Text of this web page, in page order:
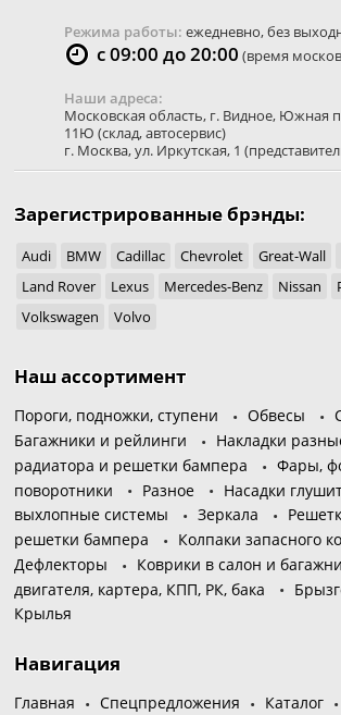
Режима работы: ежедневно, без
с 09:00 до 20:00 (время
Наши адреса:
Московская область, г. Видное, Южная
11Ю (склад, автосервис)
г. Москва,ул. Иркутская, 1
Зарегистрированные брэнды:
Audi BMW Cadillac Chevrolet Great-Wall
Land Rover
Lexus Mercedes-Benz Nissan
Volkswagen
Volvo
Наш ассортимент
Пороги, подножки, ступени Обвесы
Багажники и рейлинги
Накладки
радиатора и решетки бампера
Фары,
поворотники
Разное
Насадки
выхлопные системы
Зеркала
решетки бампера
Колпаки запасного
Дефлекторы
Коврики в салон и
двигателя, картера, КПП, РК, бака
Крылья
Навигация
Главная Спецпредложения Каталог